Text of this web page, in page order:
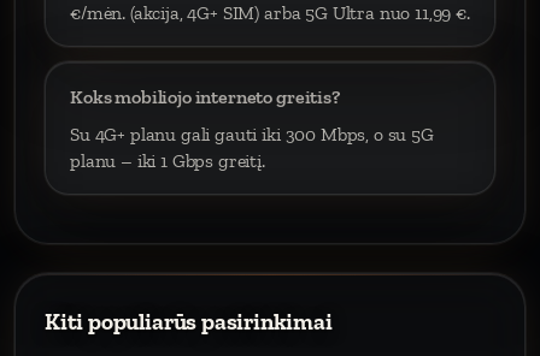
€/mėn. (akcija, 4G+ SIM) arba 5G Ultra nuo 11,99 €.
Koks mobiliojo interneto greitis?
Su 4G+ planu gali gauti iki 300 Mbps, o su 5G
planu – iki 1 Gbps greitį.
Kiti populiarūs pasirinkimai